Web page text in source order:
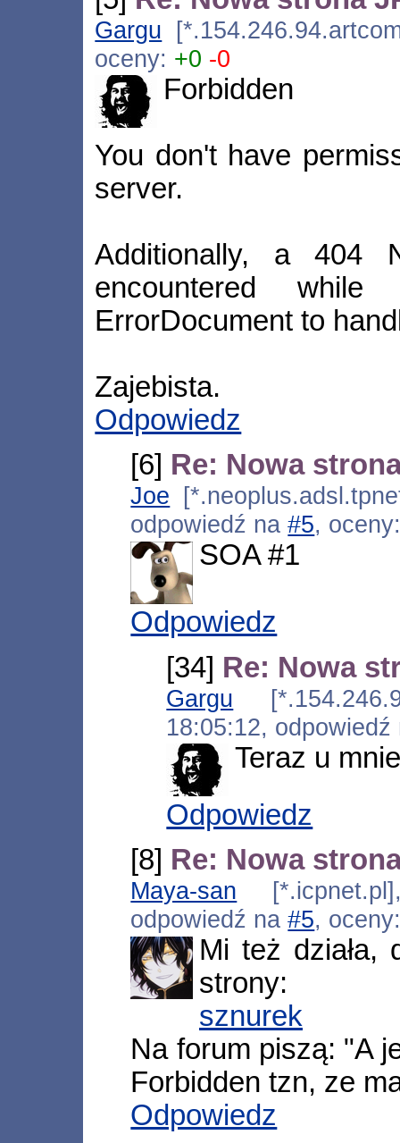
Gargu
oceny: +0 -0
Forbidden
You don't have
server.
Additionally, a 404
encountered
ErrorDocument to
Zajebista.
Odpowiedz
[6] Re: Nowa
Joe
odpowiedź na#5,
SOA #1
Odpowiedz
[34] Re: Nowa
Gargu
18:05:12,
Teraz u
Odpowiedz
[8] Re: Nowa
Maya-san
odpowiedź na#5,
Mi też działa,
strony:
sznurek
Na forum piszą: "A
Forbidden tzn, ze
Odpowiedz